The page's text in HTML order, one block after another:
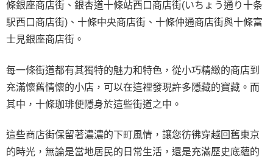
條銀座商店街、銀杏道十條站西口商店街(いちょう通り十条
駅西口商店街)、十條中央商店街、十條仲通商店街與十條富
士見銀座商店街。
每一條街道都有其獨特的魅力和特色，從小巧精緻的商店到
充滿懷舊情懷的小店，可以在這裡發現許多隱藏的寶藏。而
其中，十條珈琲便隱身於這些街道之中。
這些商店街保留著濃濃的下町風情，讓您彷彿穿越回舊東京
的時光，無論是當地居民的日常生活，還是充滿歷史底蘊的